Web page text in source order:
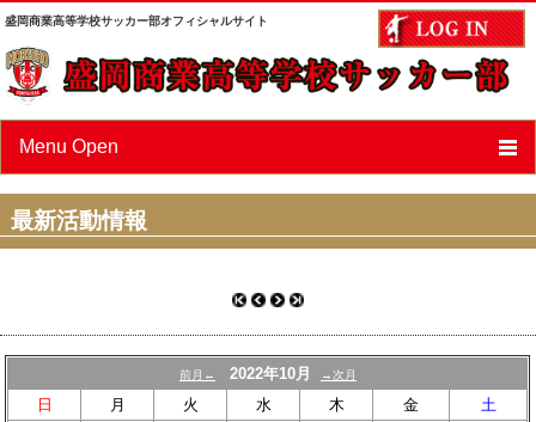
盛岡商業高等学校サッカー部オフィシャルサイト
Menu Open
ニュース
スケジュール
OBページ
最新活動情報
前月← 2022年10月 →次月
日 月 火 水 木 金
土